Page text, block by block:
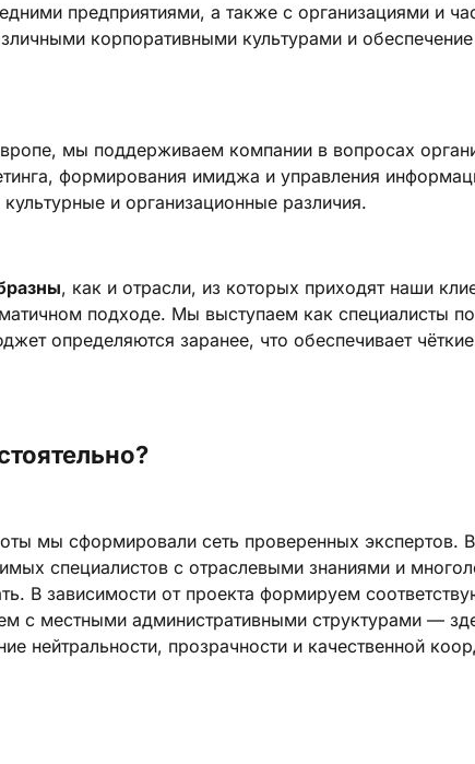
предприятиями, а также с организациями и
корпоративными культурами и
мы поддерживаем компании в вопросах
формирования имиджа и управления
и организационные различия.
, как и отрасли, из которых приходят наши
подходе. Мы выступаем как специалисты
определяются заранее, что обеспечивает
мы сформировали сеть проверенных экспертов.
специалистов с отраслевыми знаниями и
В зависимости от проекта формируем
с местными административными структурами —
нейтральности, прозрачности и качественной